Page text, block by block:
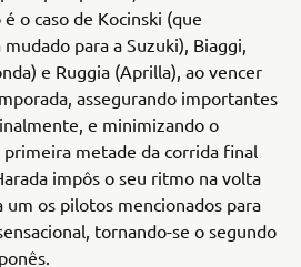
o caso de Kocinski (que
para a Suzuki), Biaggi,
e Ruggia (Aprilla), ao vencer
assegurando importantes
e minimizando o
primeira metade da corrida final
impôs o seu ritmo na volta
um os pilotos mencionados para
tornando-se o segundo